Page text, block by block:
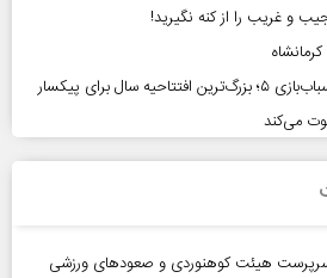
و غریب را از کنه نگیرید!
برای پیکسار
می‌کند
سرپرست هیئت کوهنوردی و صعودهای ورزشی